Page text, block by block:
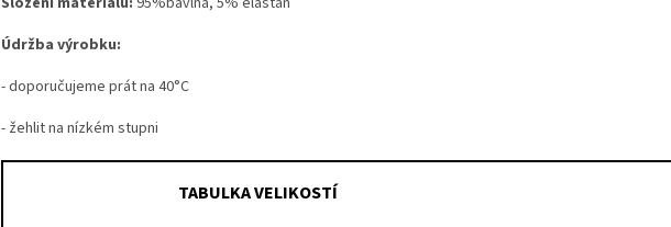
Údržba výrobku:
- doporučujeme prát na 40°C
- žehlit na nízkém stupni
TABULKA VELIKOSTÍ